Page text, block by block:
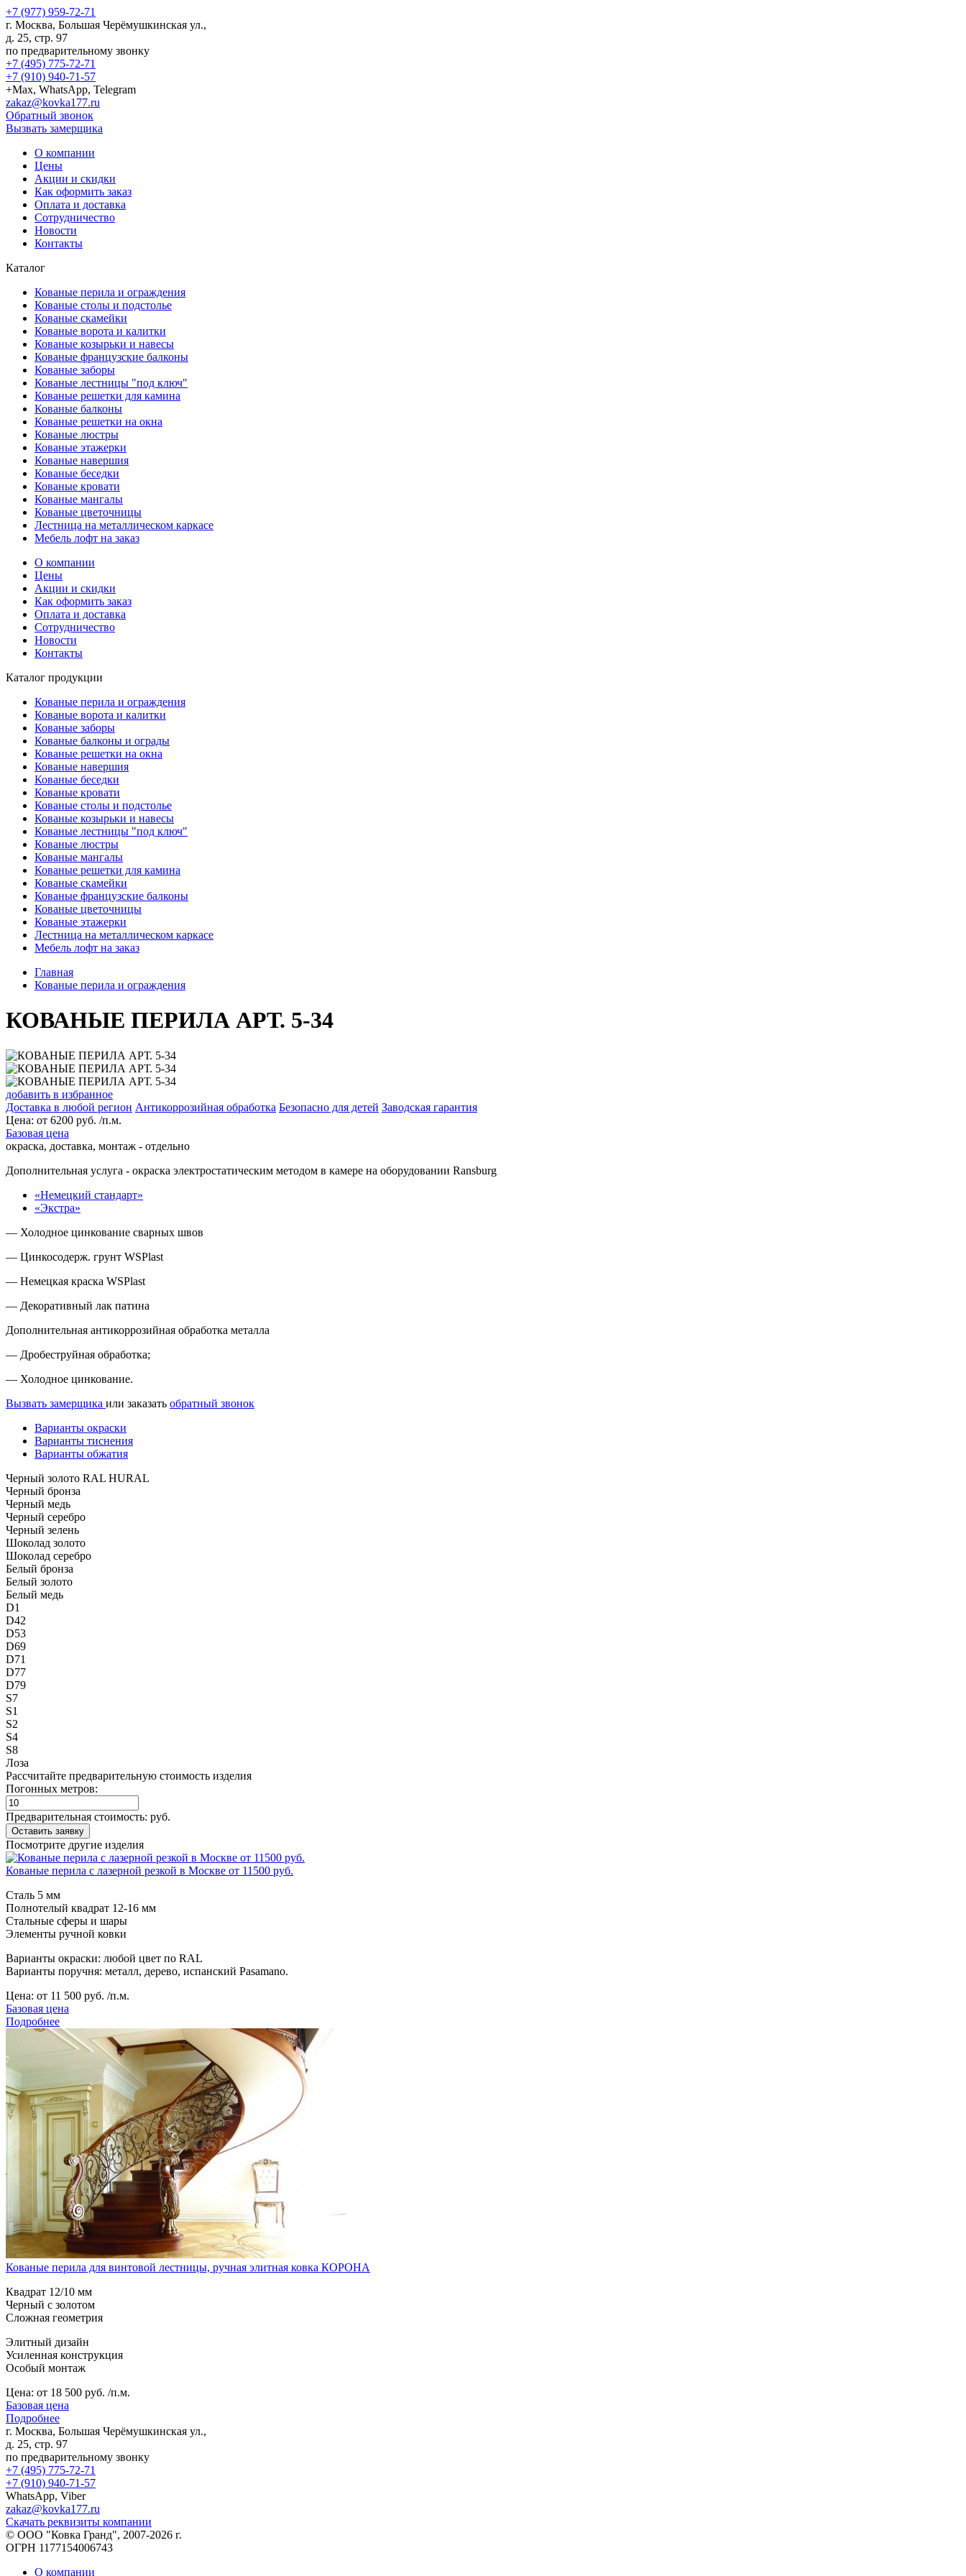
+7 (977) 959-72-71
г. Москва, Большая Черёмушкинская ул.,
д. 25, стр. 97
по предварительному звонку
+7 (495) 775-72-71
+7 (910) 940-71-57
+Max, WhatsApp, Telegram
zakaz@kovka177.ru
Обратный звонок
Вызвать замерщика
О компании
Цены
Акции и скидки
Как оформить заказ
Оплата и доставка
Сотрудничество
Новости
Контакты
Каталог
Кованые перила и ограждения
Кованые столы и подстолье
Кованые скамейки
Кованые ворота и калитки
Кованые козырьки и навесы
Кованые французские балконы
Кованые заборы
Кованые лестницы "под ключ"
Кованые решетки для камина
Кованые балконы
Кованые решетки на окна
Кованые люстры
Кованые этажерки
Кованые навершия
Кованые беседки
Кованые кровати
Кованые мангалы
Кованые цветочницы
Лестница на металлическом каркасе
Мебель лофт на заказ
О компании
Цены
Акции и скидки
Как оформить заказ
Оплата и доставка
Сотрудничество
Новости
Контакты
Каталог продукции
Кованые перила и ограждения
Кованые ворота и калитки
Кованые заборы
Кованые балконы и ограды
Кованые решетки на окна
Кованые навершия
Кованые беседки
Кованые кровати
Кованые столы и подстолье
Кованые козырьки и навесы
Кованые лестницы "под ключ"
Кованые люстры
Кованые мангалы
Кованые решетки для камина
Кованые скамейки
Кованые французские балконы
Кованые цветочницы
Кованые этажерки
Лестница на металлическом каркасе
Мебель лофт на заказ
Главная
Кованые перила и ограждения
КОВАНЫЕ ПЕРИЛА АРТ. 5-34
добавить в избранное
Доставка в любой регион Антикоррозийная обработка Безопасно для детей Заводская гарантия
Цена: от 6200 руб. /п.м.
Базовая цена
окраска, доставка, монтаж - отдельно
Дополнительная услуга - окраска электростатическим методом в камере на оборудовании Ransburg
«Немецкий стандарт»
«Экстра»
— Холодное цинкование сварных швов
— Цинкосодерж. грунт WSPlast
— Немецкая краска WSPlast
— Декоративный лак патина
Дополнительная антикоррозийная обработка металла
— Дробеструйная обработка;
— Холодное цинкование.
Вызвать замерщика или заказать обратный звонок
Варианты окраски
Варианты тиснения
Варианты обжатия
Черный золото RAL HURAL
Черный бронза
Черный медь
Черный серебро
Черный зелень
Шоколад золото
Шоколад серебро
Белый бронза
Белый золото
Белый медь
D1
D42
D53
D69
D71
D77
D79
S7
S1
S2
S4
S8
Лоза
Рассчитайте предварительную стоимость изделия
Погонных метров:
Предварительная стоимость: руб.
Посмотрите другие изделия
Кованые перила с лазерной резкой в Москве от 11500 руб.
Сталь 5 мм
Полнотелый квадрат 12-16 мм
Стальные сферы и шары
Элементы ручной ковки
Варианты окраски: любой цвет по RAL
Варианты поручня: металл, дерево, испанский Pasamano.
Цена: от 11 500 руб. /п.м.
Базовая цена
Подробнее
Кованые перила для винтовой лестницы, ручная элитная ковка КОРОНА
Квадрат 12/10 мм
Черный с золотом
Сложная геометрия
Элитный дизайн
Усиленная конструкция
Особый монтаж
Цена: от 18 500 руб. /п.м.
Базовая цена
Подробнее
г. Москва, Большая Черёмушкинская ул.,
д. 25, стр. 97
по предварительному звонку
+7 (495) 775-72-71
+7 (910) 940-71-57
WhatsApp, Viber
zakaz@kovka177.ru
Скачать реквизиты компании
© ООО "Ковка Гранд", 2007-2026 г.
ОГРН 1177154006743
О компании